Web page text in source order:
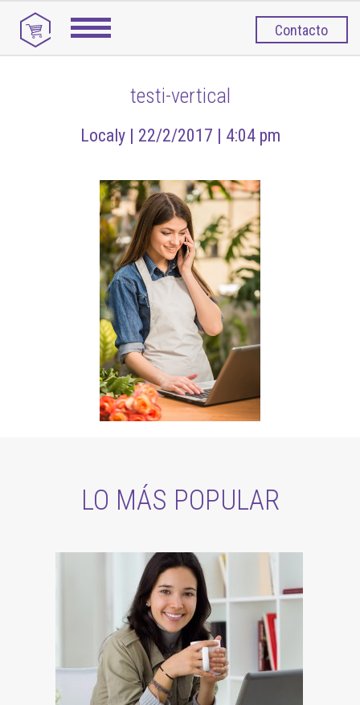
Contacto
testi-vertical
Localy | 22/2/2017 | 4:04 pm
LO MÁS POPULAR